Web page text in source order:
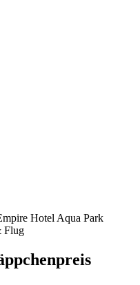
Hotel Aqua Park
Flug